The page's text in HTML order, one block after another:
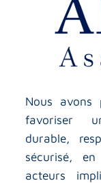
Nous avons
favoriser
durable,
sécurisé,
acteurs